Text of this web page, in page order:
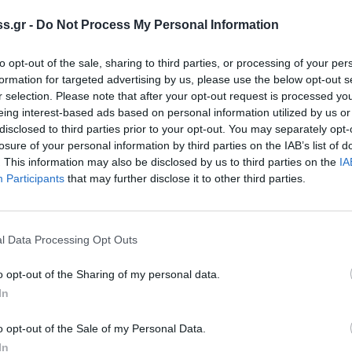
- Do Not Process My Personal Information
opt-out of the sale, sharing to third parties, or processing of your
for targeted advertising by us, please use the below opt-out
selection. Please note that after your opt-out request is processed
interest-based ads based on personal information utilized by us
to third parties prior to your opt-out. You may separately
of your personal information by third parties on the IAB’s list of
This information may also be disclosed by us to third parties on the
Participants that may further disclose it to other third parties.
Data Processing Opt Outs
opt-out of the Sharing of my personal data.
opt-out of the Sale of my Personal Data.
για τηνφωτιάπου είχε εκδηλωθεί
της Πάτρας.
ο 25χρονος και στην συνέχεια ο 21χρονος,
στις φυλακές.
συνήγοροι υπεράσπισης των δύο ανδρών
με αποτέλεσμα ο ανακριτής να
έπειτα από εισήγηση της εισαγγελέως.
οι γονείς του 21χρονου εθελοντή
οι περιοριστικοί όροι της απαγόρευσης
φορά το μήνα στο αστυνομικό τμήμα και